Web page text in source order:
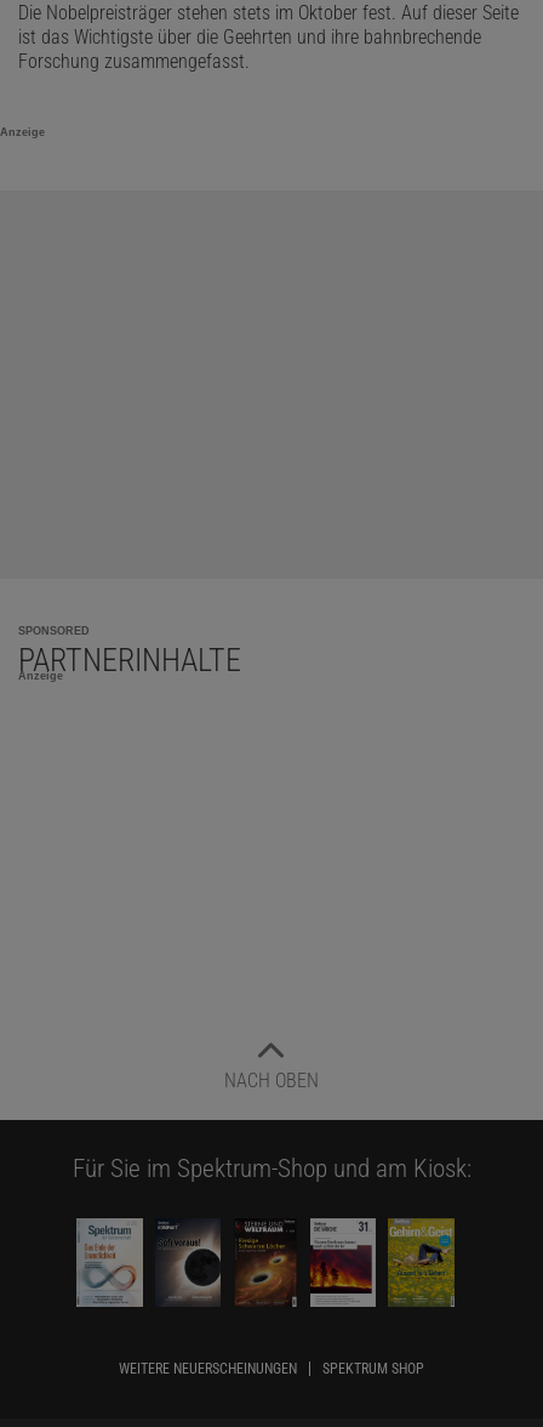
Die Nobelpreisträger stehen stets im Oktober fest. Auf dieser Seite
ist das Wichtigste über die Geehrten und ihre bahnbrechende
Forschung zusammengefasst.
Anzeige
SPONSORED
PARTNERINHALTE
Anzeige
NACH OBEN
Für Sie im Spektrum-Shop und am Kiosk:
WEITERE NEUERSCHEINUNGEN SPEKTRUM SHOP